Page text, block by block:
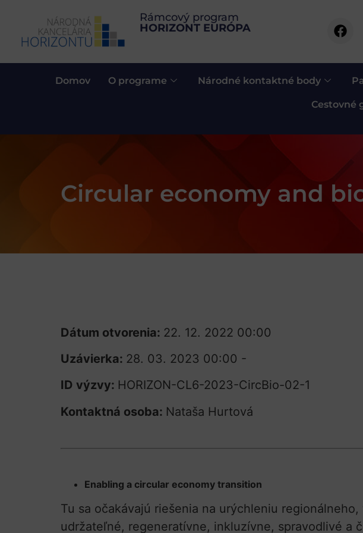
Rámcový program
HORIZONT EURÓPA
Domov O programe Národné kontaktné body
Cestovné
Circular economy and
Dátum otvorenia: 22. 12. 2022 00:00
Uzávierka: 28. 03. 2023 00:00 -
ID výzvy: HORIZON-CL6-2023-CircBio-02-1
Kontaktná osoba: Nataša Hurtová
Enabling a circular economy transition
Tu sa očakávajú riešenia na urýchleniu
udržateľné, regeneratívne, inkluzívne, spravodlivé a